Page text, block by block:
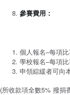
參賽費用：
個人報名–每項
學校報名–每項
申領綜緩者可向
(所收款項全數5% 撥捐